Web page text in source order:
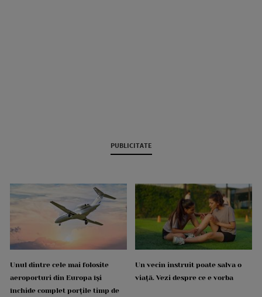
PUBLICITATE
Unul dintre cele mai folosite
aeroporturi din Europa își
închide complet porțile timp de
Un vecin instruit poate salva o
viață. Vezi despre ce e vorba